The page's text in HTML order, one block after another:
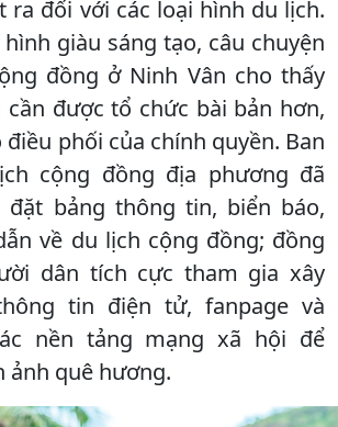
ra đối với các loại hình du lịch.
giàu sáng tạo, câu chuyện
đồng ở Ninh Vân cho thấy
được tổ chức bài bản hơn,
phối của chính quyền. Ban
cộng đồng địa phương đã
bảng thông tin, biển báo,
về du lịch cộng đồng; đồng
dân tích cực tham gia xây
tin điện tử, fanpage và
nền tảng mạng xã hội để
ảnh quê hương.